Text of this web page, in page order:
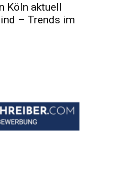
Köln aktuell
– Trends im